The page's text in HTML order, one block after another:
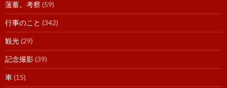
薀蓄。考察 (59)
行事のこと (342)
観光(29)
記念撮影(39)
車(15)